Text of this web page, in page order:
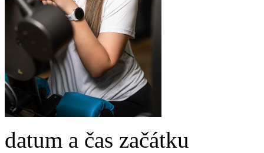
datum a čas začátku